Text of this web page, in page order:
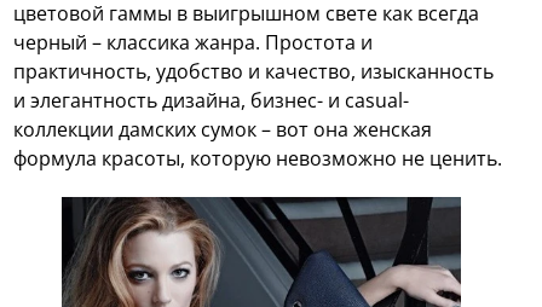
цветовой гаммы в выигрышном свете как всегда
черный – классика жанра. Простота и
практичность, удобство и качество, изысканность
и элегантность дизайна, бизнес- и casual-
коллекции дамских сумок – вот она женская
формула красоты, которую невозможно не ценить.